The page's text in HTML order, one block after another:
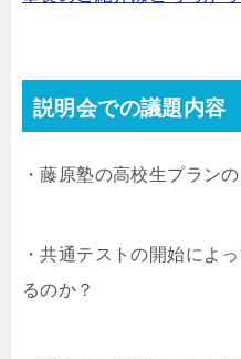
説明会での議題内容
・藤原塾の高校生プラン
・共通テストの開始によ
るのか？